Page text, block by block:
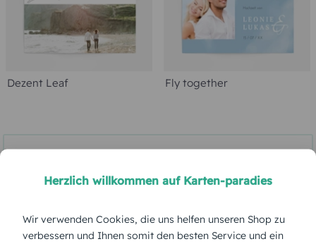
Dezent Leaf Fly together
Herzlich willkommen auf Karten-paradies
Wir verwenden Cookies, die uns helfen unseren Shop zu
verbessern und Ihnen somit den besten Service und ein